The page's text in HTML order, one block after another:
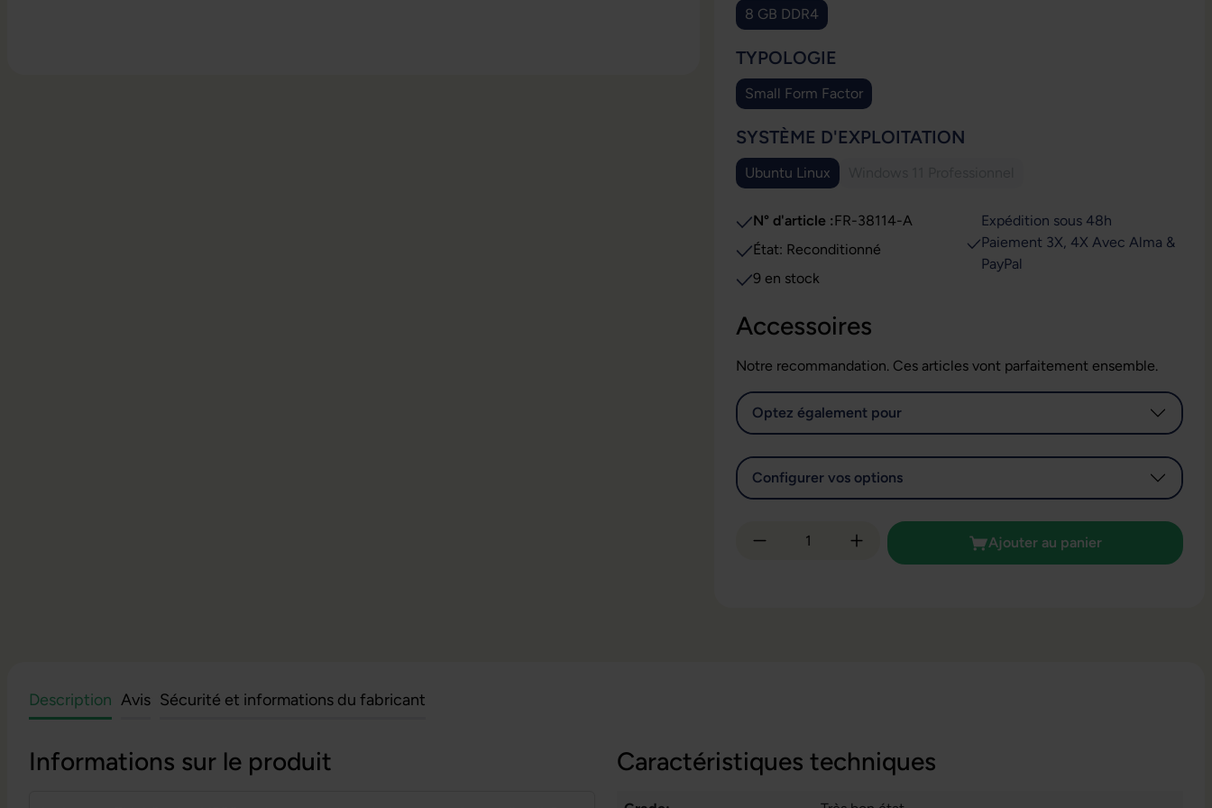
8 GB DDR4
SÉLECTIONNEZ
TYPOLOGIE
Small Form Factor
SÉLECTIONNEZ
SYSTÈME D'EXPLOITATION
Ubuntu Linux
N° d'article :FR-38114-A
État: Reconditionné
9 en stock
Expédition sous 48h
Paiement 3X, 4X Avec Alma &
PayPal
Accessoires
Notre recommandation. Ces articles vont parfaitement ensemble.
Optez également pour
Configurer vos options
Quantité de produit : Entrez la quantité
Ajouter au panier
Description Avis Sécurité et informations du fabricant
Informations sur le produit Caractéristiques techniques